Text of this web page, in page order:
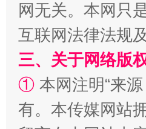
网无关。本网只
互联网法律法规
三、关于网络版
① 本网注明“来
有。本传媒网站